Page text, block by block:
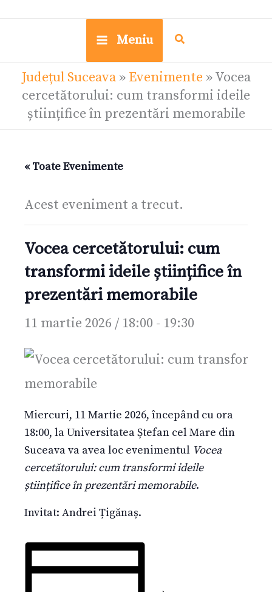
Meniu
Județul Suceava» Evenimente »Vocea
cercetătorului: cum transformi ideile
științifice în prezentări memorabile
« Toate Evenimente
Acest eveniment a trecut.
Vocea cercetătorului: cum
transformi ideile științifice în
prezentări memorabile
11 martie 2026 / 18:00 - 19:30
Miercuri, 11 Martie 2026, începând cu ora
18:00, la Universitatea Ștefan cel Mare din
Suceava va avea loc evenimentul Vocea
cercetătorului: cum transformi ideile
științifice în prezentări memorabile.
Invitat: Andrei Țigănaș.